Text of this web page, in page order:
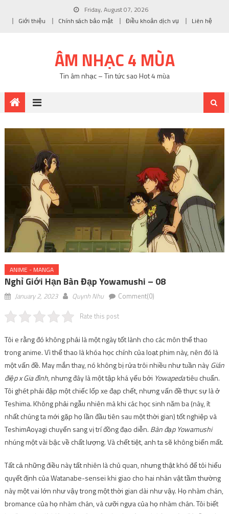
Friday, August 07, 2026
Giới thiệu
Chính sách bảo mật Điều khoản dịch vụ Liên hệ
ÂM NHẠC 4 MÙA
Tin âm nhạc – Tin tức sao Hot 4 mùa
ANIME - MANGA
Nghỉ Giới Hạn Bàn Đạp Yowamushi – 08
January 2, 2023 Quynh Nhu Comment(0)
Rate this post
Tôi e rằng đó không phải là một ngày tốt lành cho các môn thể thao
trong anime. Vì thể thao là khóa học chính của loạt phim này, nên đó là
một vấn đề. May mắn thay, nó không bị rửa trôi nhiều như tuần nàyGián
điệp x Gia đình,nhưng đây là một tập khá yếu bởi Yowapedatiêu chuẩn.
Tôi ghét phải đập một chiếc lốp xe đạp chết, nhưng vấn đề thực sự là ở
Teshima. Không phải ngẫu nhiên mà khi các học sinh năm ba (này, ít
nhất chúng ta mới gặp họ lần đầu tiên sau một thời gian) tốt nghiệp và
TeshimAoyagi chuyển sang vị trí đồng đạo diễn. Bàn đạp Yowamushi
nhúng một vài bậc về chất lượng. Và chết tiệt, anh ta sẽ không biến mất.
Tất cả những điều này tất nhiên là chủ quan, nhưng thật khó để tôi hiểu
quyết định của Watanabe-sensei khi giao cho hai nhân vật tầm thường
này một vai lớn như vậy trong một thời gian dài như vậy. Họ nhàm chán,
bromance của họ nhàm chán, và cưỡi ngựa của họ nhàm chán. Tôi biết